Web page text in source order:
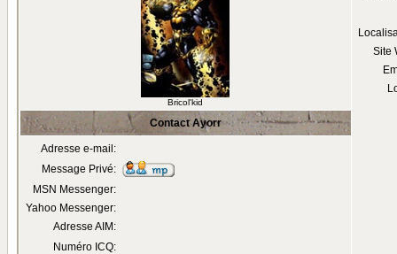
Bricol'kid
Site
Contact Ayorr
Adresse e-mail:
Message Privé:
MSN Messenger:
Yahoo Messenger:
Adresse AIM:
Numéro ICQ: